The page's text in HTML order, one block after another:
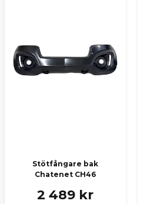
Stötfångare bak
Chatenet CH46
2 489 kr